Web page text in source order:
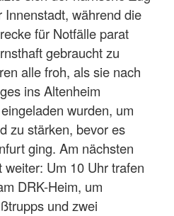
während die
für Notfälle parat
gebraucht zu
alle froh, als sie nach
ins Altenheim
wurden, um
zu stärken, bevor es
ging. Am nächsten
Um 10 Uhr trafen
DRK-Heim, um
und zwei